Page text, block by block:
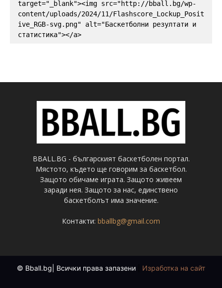
target="_blank"><img src="http://bball.bg/wp-
content/uploads/2024/11/Flashscore_Lockup_Posit
ive_RGB-svg.png" alt="Баскетболни резултати и
статистика"></a>
BBALL.BG - българският баскетболен портал.
Мястото, където ще говорим за баскетбол.
Защото обичаме играта. Защото живеем
заради нея. Защото за нас, единствено
баскетболът има значение.
Контакти: bballbg@gmail.com
© Bball.bg| Всички права запазени Изработка на сайт